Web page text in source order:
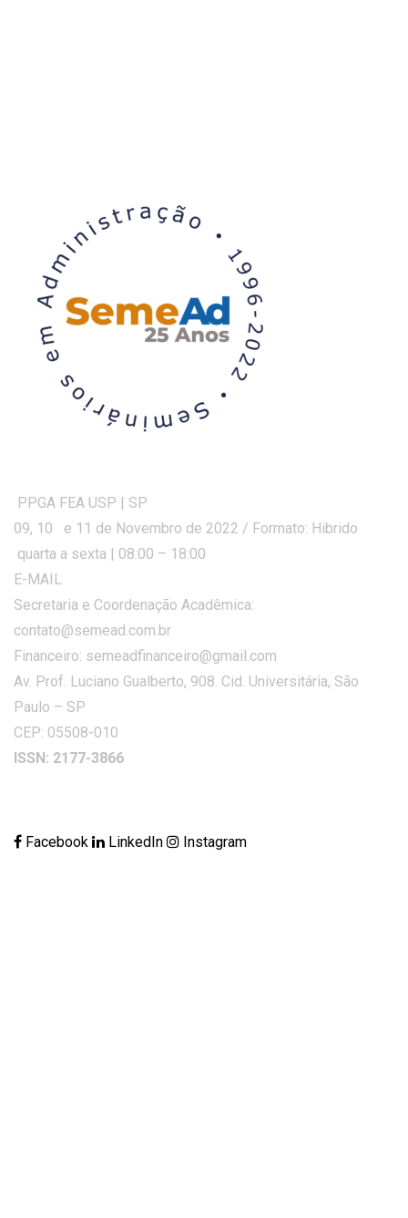
PPGA FEA USP | SP
09, 10 e 11 de Novembro de 2022 / Formato: Hibrido
quarta a sexta | 08:00 – 18:00
E-MAIL
Secretaria e Coordenação Acadêmica:
contato@semead.com.br
Financeiro: semeadfinanceiro@gmail.com
Av. Prof. Luciano Gualberto, 908. Cid. Universitária, São
Paulo – SP
CEP: 05508-010
ISSN: 2177-3866
Facebook LinkedIn Instagram